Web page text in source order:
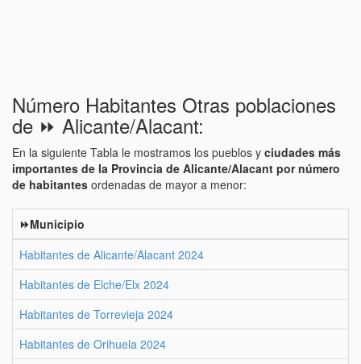
Número Habitantes Otras poblaciones
de ⏩ Alicante/Alacant:
En la siguiente Tabla le mostramos los pueblos y ciudades más
importantes de la Provincia de Alicante/Alacant por número
de habitantes ordenadas de mayor a menor:
⏩Municipio
Habitantes de Alicante/Alacant 2024
Habitantes de Elche/Elx 2024
Habitantes de Torrevieja 2024
Habitantes de Orihuela 2024